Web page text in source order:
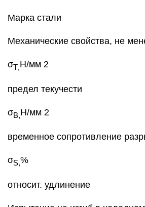
Марка стали
Механические свойства, не
σT,Н/мм 2
предел текучести
σB Н/мм 2
временное сопротивление
σS,%
относит. удлинение